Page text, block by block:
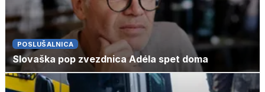
POSLUŠALNICA
Slovaška pop zvezdnica Adéla spet doma